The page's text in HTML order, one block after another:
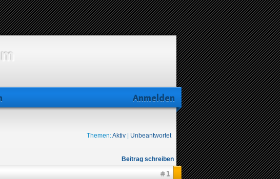
Anmelden
Themen:Aktiv
Unbeantwortet
Beitrag schreiben
#1